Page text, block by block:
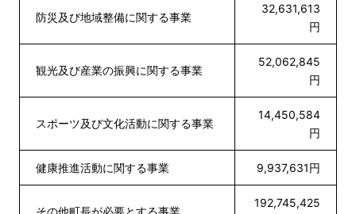
防災及び地域整備に関する事業
32,631,613
円
観光及び産業の振興に関する事業
52,062,845
円
スポーツ及び文化活動に関する事業
14,450,584
円
健康推進活動に関する事業 9,937,631円
その他町長が必要とする事業
192,745,425